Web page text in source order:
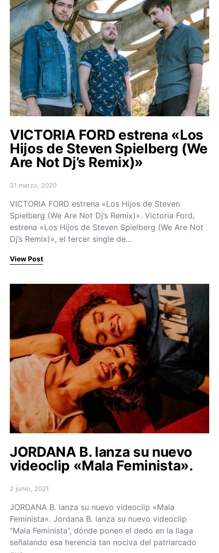
VICTORIA FORD estrena «Los
Hijos de Steven Spielberg (We
Are Not Dj’s Remix)»
Posted on
31 marzo, 2020
VICTORIA FORD estrena «Los Hijos de Steven
Spielberg (We Are Not Dj’s Remix)». Victoria Ford,
estrena «Los Hijos de Steven Spielberg (We Are Not
Dj’s Remix)», el tercer single de…
View Post
JORDANA B. lanza su nuevo
videoclip «Mala Feminista».
Posted on
2 junio, 2021
JORDANA B. lanza su nuevo videoclip «Mala
Feminista». Jordana B. lanza su nuevo videoclip
“Mala Feminista”, dónde ponen el dedo en la llaga
señalando esa herencia tan nociva del patriarcado